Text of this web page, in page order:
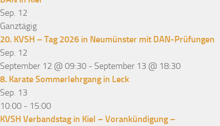
Sep. 12
Ganztägig
20. KVSH – Tag 2026 in Neumünster mit DAN-Prüfungen
Sep. 12
September 12 @ 09:30 - September 13 @ 18:30
8. Karate Sommerlehrgang in Leck
Sep. 13
10:00 - 15:00
KVSH Verbandstag in Kiel – Vorankündigung –